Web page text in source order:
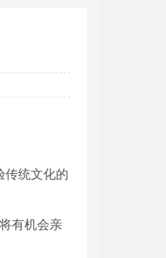
传统文化的
有机会亲